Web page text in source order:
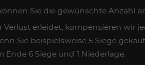
Sie die gewünschte Anzahl
Verlust erleidet, kompensieren wir
Sie beispielsweise 5 Siege
Ende 6 Siege und 1 Niederlage.